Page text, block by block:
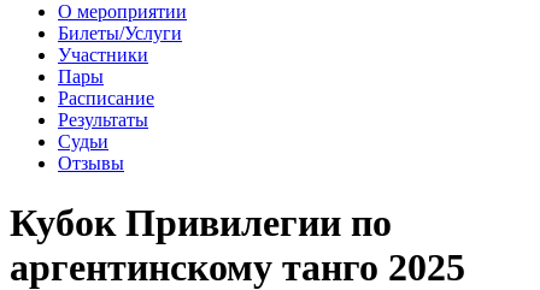
О мероприятии
Билеты/Услуги
Участники
Пары
Расписание
Результаты
Судьи
Отзывы
Кубок Привилегии по
аргентинскому танго 2025